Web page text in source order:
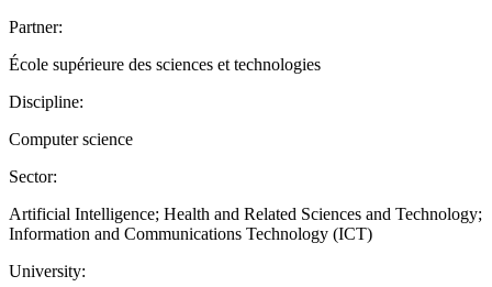
Partner:
École supérieure des sciences et technologies
Discipline:
Computer science
Sector:
Artificial Intelligence; Health and Related Sciences and Technology;
Information and Communications Technology (ICT)
University: